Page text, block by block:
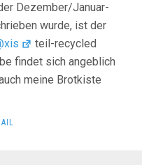
Dezember/Januar-
wurde, ist der
teil-recycled
findet sich angeblich
meine Brotkiste